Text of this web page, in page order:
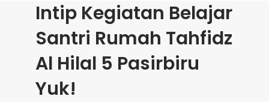
Intip Kegiatan Belajar
Santri Rumah Tahfidz
Al Hilal 5 Pasirbiru
Yuk!